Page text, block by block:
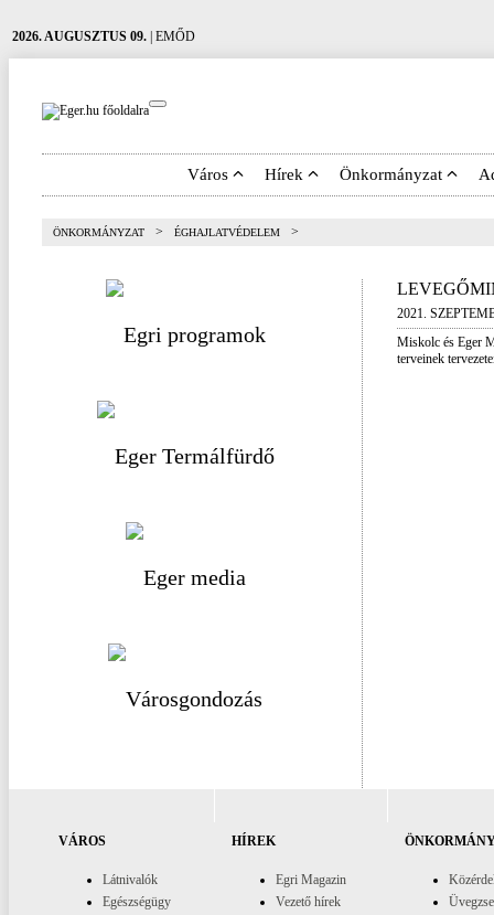
2026. AUGUSZTUS 09. | EMŐD
Város Hírek Önkormányzat
ÖNKORMÁNYZAT > ÉGHAJLATVÉDELEM >
2021.
Miskolc és Eger
terveinek
VÁROS
Látnivalók
Egészségügy
HÍREK
Egri Magazin
Vezető hírek